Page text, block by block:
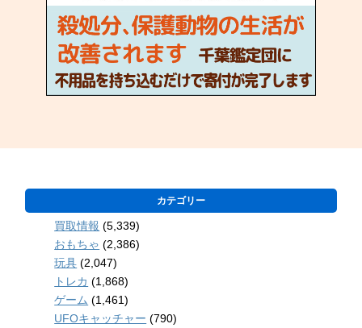
カテゴリー
買取情報 (5,339)
おもちゃ (2,386)
玩具 (2,047)
トレカ (1,868)
ゲーム (1,461)
UFOキャッチャー (790)